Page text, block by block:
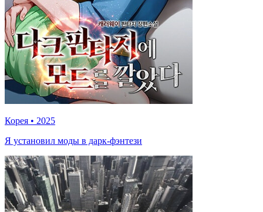
Корея • 2025
Я установил моды в дарк-фэнтези